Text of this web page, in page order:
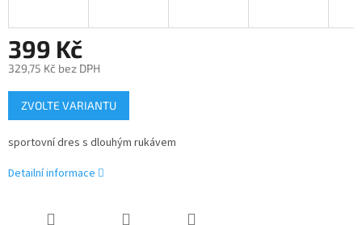
399 Kč
329,75 Kč bez DPH
Měrná
cena:
ZVOLTE VARIANTU
sportovní dres s dlouhým rukávem
Detailní informace